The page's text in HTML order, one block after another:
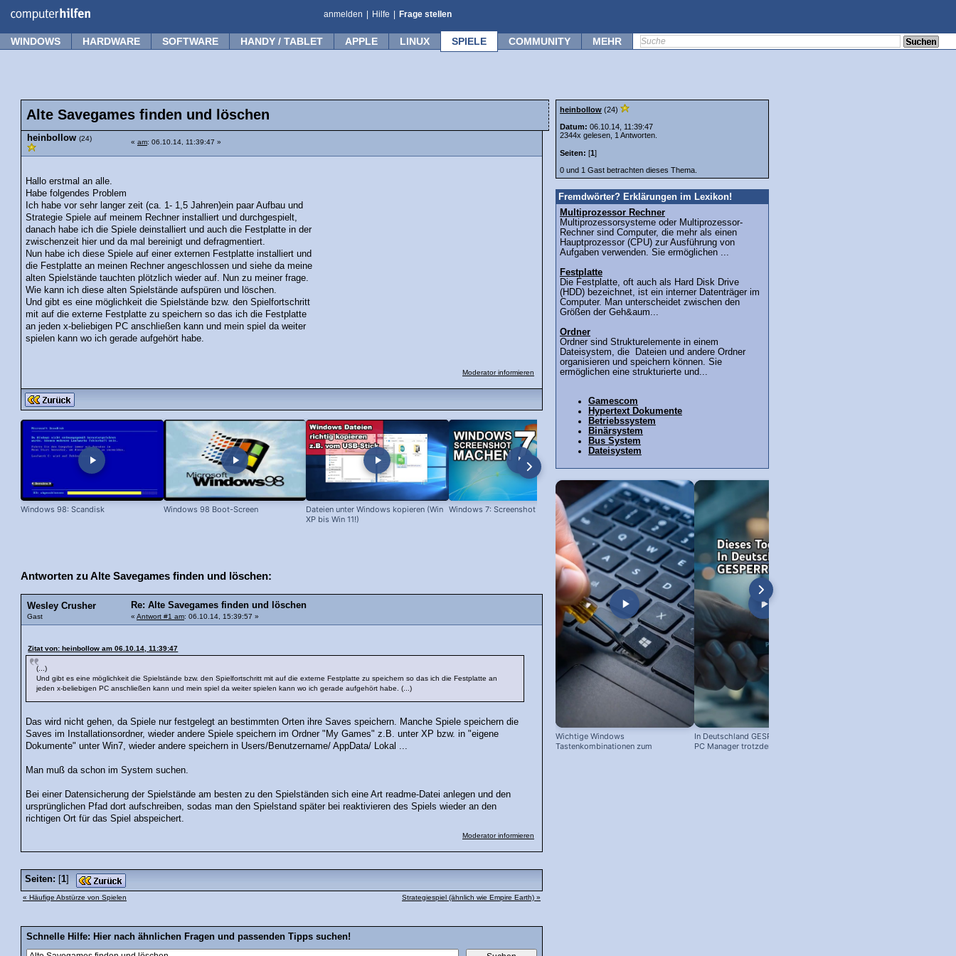
anmelden Hilfe Frage stellen
WINDOWS HARDWARE SOFTWARE HANDY / TABLET APPLE LINUX SPIELE COMMUNITY MEHR
Alte Savegames finden und löschen
heinbollow (24) « am: 06.10.14, 11:39:47 »
Hallo erstmal an alle.
Habe folgendes Problem
Ich habe vor sehr langer zeit (ca. 1- 1,5 Jahren)ein paar Aufbau und
Strategie Spiele auf meinem Rechner installiert und durchgespielt,
danach habe ich die Spiele deinstalliert und auch die Festplatte in der
zwischenzeit hier und da mal bereinigt und defragmentiert.
Nun habe ich diese Spiele auf einer externen Festplatte installiert und
die Festplatte an meinen Rechner angeschlossen und siehe da meine
alten Spielstände tauchten plötzlich wieder auf. Nun zu meiner frage.
Wie kann ich diese alten Spielstände aufspüren und löschen.
Und gibt es eine möglichkeit die Spielstände bzw. den Spielfortschritt
mit auf die externe Festplatte zu speichern so das ich die Festplatte
an jeden x-beliebigen PC anschließen kann und mein spiel da weiter
spielen kann wo ich gerade aufgehört habe.
Moderator informieren
Windows 98: Scandisk Windows 98 Boot-Screen
Dateien unter Windows kopieren (Win
XP bis Win 11!)
Windows 7: Screenshot machen Programme löschen unter Windows 11
Antworten zu Alte Savegames finden und löschen:
Wesley Crusher
Gast
Re: Alte Savegames finden und löschen
« Antwort #1 am: 06.10.14, 15:39:57 »
Zitat von: heinbollow am 06.10.14, 11:39:47
(...)
Und gibt es eine möglichkeit die Spielstände bzw. den Spielfortschritt mit auf die externe Festplatte zu speichern so das ich die Festplatte an
jeden x-beliebigen PC anschließen kann und mein spiel da weiter spielen kann wo ich gerade aufgehört habe. (...)
Das wird nicht gehen, da Spiele nur festgelegt an bestimmten Orten ihre Saves speichern. Manche Spiele speichern die
Saves im Installationsordner, wieder andere Spiele speichern im Ordner "My Games" z.B. unter XP bzw. in "eigene
Dokumente" unter Win7, wieder andere speichern in Users/Benutzername/ AppData/ Lokal ...
Man muß da schon im System suchen.
Bei einer Datensicherung der Spielstände am besten zu den Spielständen sich eine Art readme-Datei anlegen und den
ursprünglichen Pfad dort aufschreiben, sodas man den Spielstand später bei reaktivieren des Spiels wieder an den
richtigen Ort für das Spiel abspeichert.
Moderator informieren
Seiten: [1]
« Häufige Abstürze von Spielen Strategiespiel (ähnlich wie Empire Earth) »
Schnelle Hilfe: Hier nach ähnlichen Fragen und passenden Tipps suchen!
heinbollow (24)
Datum: 06.10.14, 11:39:47
2344x gelesen, 1 Antworten.
Seiten: [1]
0 und 1 Gast betrachten dieses Thema.
Fremdwörter? Erklärungen im Lexikon!
Multiprozessor Rechner
Multiprozessorsysteme oder Multiprozessor-
Rechner sind Computer, die mehr als einen
Hauptprozessor (CPU) zur Ausführung von
Aufgaben verwenden. Sie ermöglichen ...
Festplatte
Die Festplatte, oft auch als Hard Disk Drive
(HDD) bezeichnet, ist ein interner Datenträger im
Computer. Man unterscheidet zwischen den
Größen der Geh&aum...
Ordner
Ordner sind Strukturelemente in einem
Dateisystem, die Dateien und andere Ordner
organisieren und speichern können. Sie
ermöglichen eine strukturierte und...
Gamescom
Hypertext Dokumente
Betriebssystem
Binärsystem
Bus System
Dateisystem
Wichtige Windows
Tastenkombinationen zum
In Deutschland GESPERRT: Microsoft
PC Manager trotzdem installieren